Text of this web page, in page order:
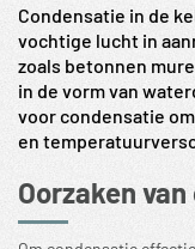
Condensatie in de
vochtige lucht in
zoals betonnen
in de vorm van
voor condensatie
en
Oorzaken